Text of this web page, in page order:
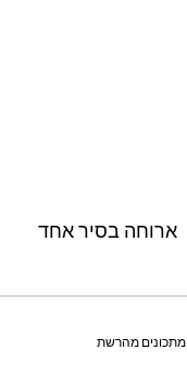
ארוחה בסיר אחד
מתכונים מהרשת